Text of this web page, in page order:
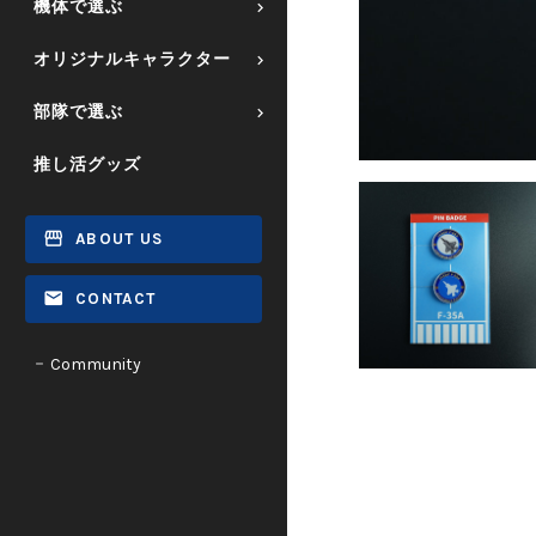
機体で選ぶ
オリジナルキャラクター
部隊で選ぶ
推し活グッズ
ABOUT US
CONTACT
Community